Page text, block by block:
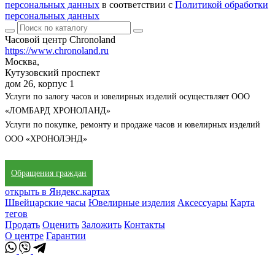
персональных данных в соответствии с Политикой обработки
персональных данных
Часовой центр Chronoland
https://www.chronoland.ru
Москва,
Кутузовский проспект
дом 26, корпус 1
Услуги по залогу часов и ювелирных изделий осуществляет ООО
«ЛОМБАРД ХРОНОЛАНД»
Услуги по покупке, ремонту и продаже часов и ювелирных изделий
ООО «ХРОНОЛЭНД»
Обращения граждан
открыть в Яндекс.картах
Швейцарские часы Ювелирные изделия Аксессуары Карта
тегов
Продать Оценить Заложить Контакты
О центре Гарантии